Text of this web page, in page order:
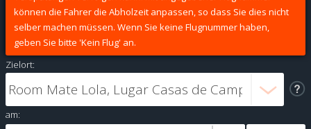
können die Fahrer die Abholzeit anpassen, so dass Sie dies nicht
selber machen müssen. Wenn Sie keine Flugnummer haben,
geben Sie bitte 'Kein Flug' an.
Zielort:
am: